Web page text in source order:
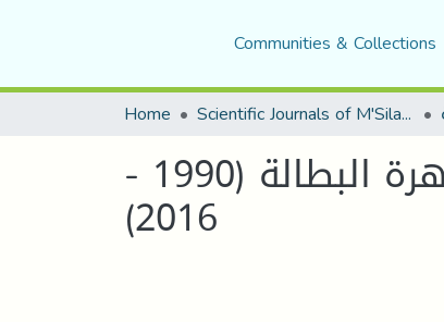
Communities & Collections
Home Scientific Journals of M'Sila University
تحليل أداء سياسة التشغيل في الجزائر للحد من ظاهرة البطالة (1990 -
2016)